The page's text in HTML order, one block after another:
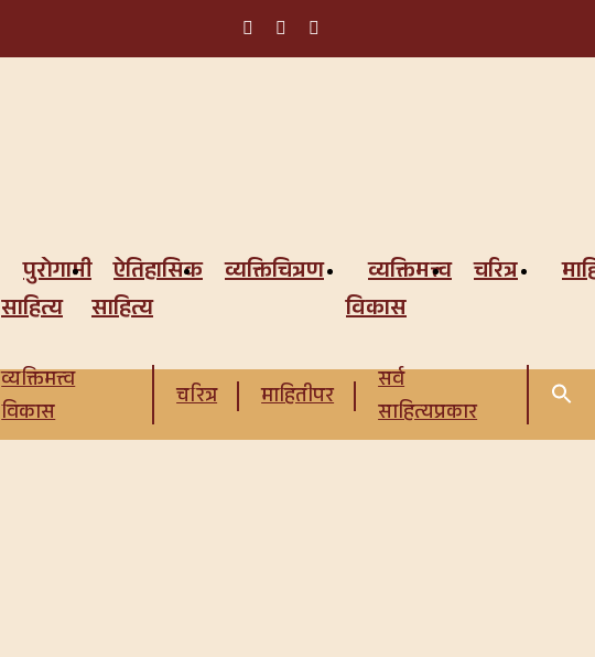
पुरोगामी
साहित्य
ऐतिहासिक
साहित्य
व्यक्तिचित्रण
व्यक्तिमत्त्व
विकास
चरित्र
व्यक्तिमत्त्व
विकास
चरित्र माहितीपर
सर्व
साहित्यप्रकार